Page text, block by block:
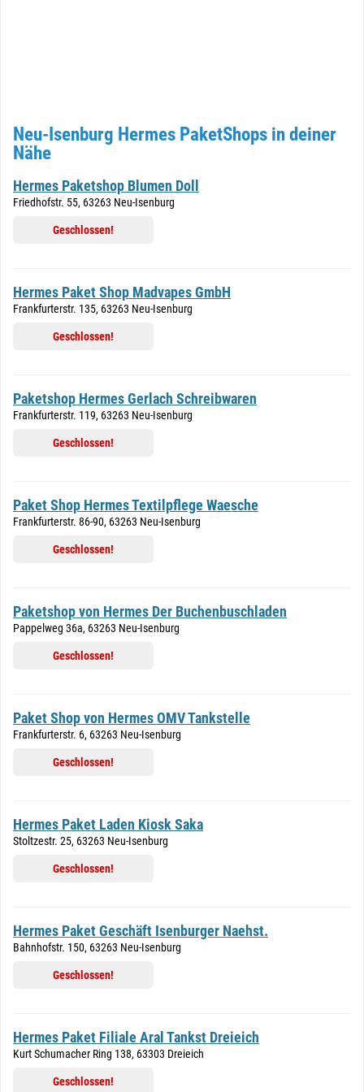
Neu-Isenburg Hermes PaketShops in deiner
Nähe
Hermes Paketshop Blumen Doll
Friedhofstr. 55, 63263 Neu-Isenburg
Geschlossen!
Hermes Paket Shop Madvapes GmbH
Frankfurterstr. 135, 63263 Neu-Isenburg
Geschlossen!
Paketshop Hermes Gerlach Schreibwaren
Frankfurterstr. 119, 63263 Neu-Isenburg
Geschlossen!
Paket Shop Hermes Textilpflege Waesche
Frankfurterstr. 86-90, 63263 Neu-Isenburg
Geschlossen!
Paketshop von Hermes Der Buchenbuschladen
Pappelweg 36a, 63263 Neu-Isenburg
Geschlossen!
Paket Shop von Hermes OMV Tankstelle
Frankfurterstr. 6, 63263 Neu-Isenburg
Geschlossen!
Hermes Paket Laden Kiosk Saka
Stoltzestr. 25, 63263 Neu-Isenburg
Geschlossen!
Hermes Paket Geschäft Isenburger Naehst.
Bahnhofstr. 150, 63263 Neu-Isenburg
Geschlossen!
Hermes Paket Filiale Aral Tankst Dreieich
Kurt Schumacher Ring 138, 63303 Dreieich
Geschlossen!